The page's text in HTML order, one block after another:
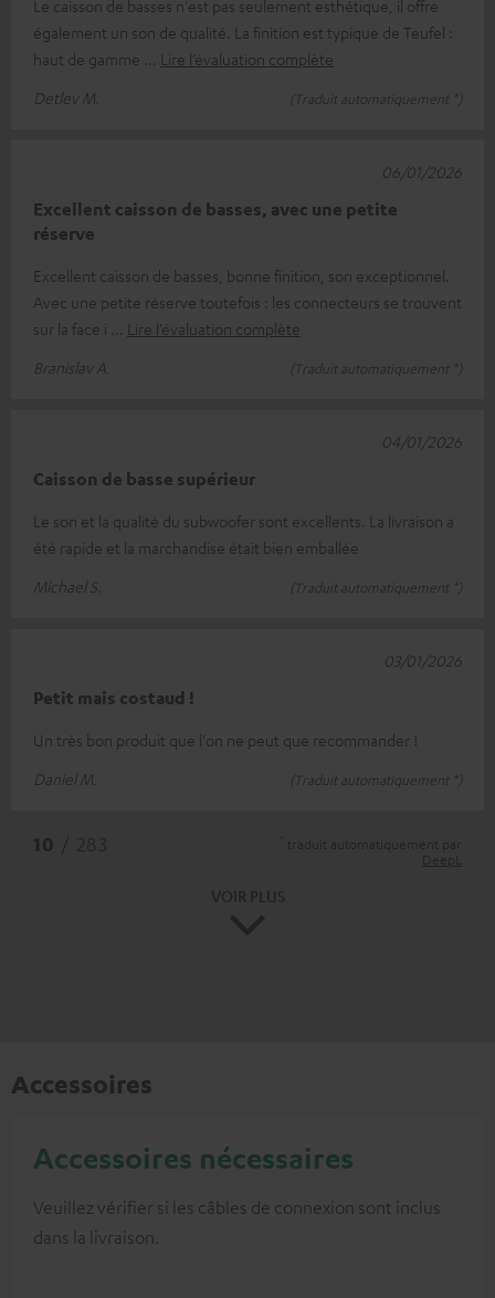
Le caisson de basses n'est pas seulement esthétique, il offre
également un son de qualité. La finition est typique de Teufel :
haut de gamme
Lire l’évaluation complète
Detlev M.
(Traduit automatiquement *)
Excellent caisson de basses, avec une petite
réserve
Excellent caisson de basses, bonne finition, son exceptionnel.
Avec une petite réserve toutefois : les connecteurs se trouvent
sur la face i
Lire l’évaluation complète
Branislav A.
(Traduit automatiquement *)
06/01/2026
Caisson de basse supérieur
Le son et la qualité du subwoofer sont excellents. La livraison a
été rapide et la marchandise était bien emballée
Michael S.
(Traduit automatiquement *)
04/01/2026
Petit mais costaud !
Un très bon produit que l'on ne peut que recommander !
Daniel M.
(Traduit automatiquement *)
03/01/2026
Accessoires
Accessoires nécessaires
Veuillez vérifier si les câbles de connexion sont inclus
dans la livraison.